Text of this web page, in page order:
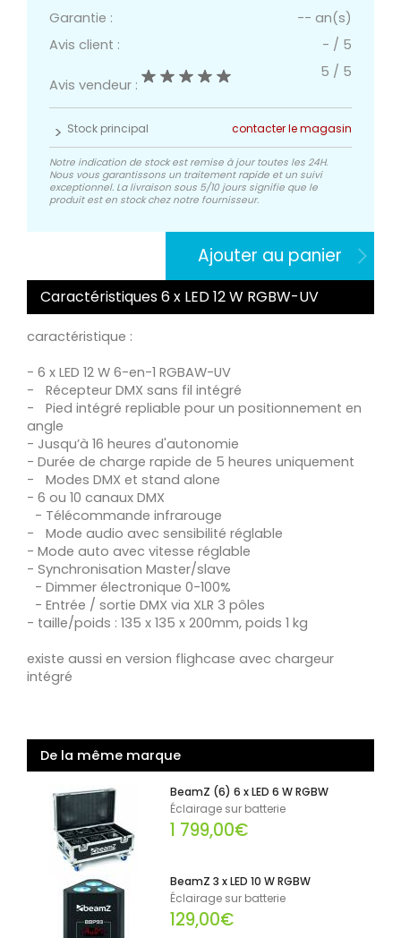
Garantie :
-- an(s)
Avis client :
- / 5
Avis vendeur :
5 / 5
Stock principal contacter le magasin
Notre indication de stock est remise à jour toutes les 24H.
Nous vous garantissons un traitement rapide et un suivi
exceptionnel. La livraison sous 5/10 jours signifie que le
produit est en stock chez notre fournisseur.
Ajouter au panier
Caractéristiques 6 x LED 12 W RGBW-UV
caractéristique :
- 6 x LED 12 W 6-en-1 RGBAW-UV
- Récepteur DMX sans fil intégré
- Pied intégré repliable pour un positionnement en
angle
- Jusqu’à 16 heures d'autonomie
- Durée de charge rapide de 5 heures uniquement
- Modes DMX et stand alone
- 6 ou 10 canaux DMX
- Télécommande infrarouge
- Mode audio avec sensibilité réglable
- Mode auto avec vitesse réglable
- Synchronisation Master/slave
- Dimmer électronique 0-100%
- Entrée / sortie DMX via XLR 3 pôles
- taille/poids : 135 x 135 x 200mm, poids 1 kg
existe aussi en version flighcase avec chargeur
intégré
De la même marque
BeamZ (6) 6 x LED 6 W RGBW
Éclairage sur batterie
1 799,00€
BeamZ 3 x LED 10 W RGBW
Éclairage sur batterie
129,00€